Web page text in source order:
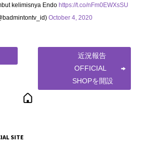
kelimisnya Endo https://t.co/nFm0EWXsSU
October 4, 2020
近況報告
OFFICIAL
SHOPを開設
SITE